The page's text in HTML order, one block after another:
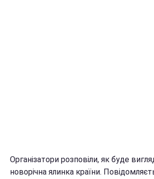
Організатори розповіли, як буде
новорічна ялинка країни.